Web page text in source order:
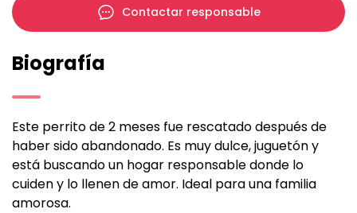
Biografía
Este perrito de 2 meses fue rescatado después de
haber sido abandonado. Es muy dulce, juguetón y
está buscando un hogar responsable donde lo
cuiden y lo llenen de amor. Ideal para una familia
amorosa.
Contactar responsable